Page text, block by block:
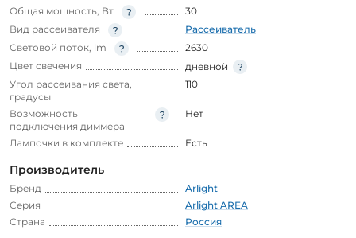
Общая мощность, Вт
30
Вид рассеивателя
Рассеиватель
Световой поток, lm
2630
Цвет свечения
дневной
Угол рассеивания света,
градусы
110
Возможность
подключения диммера
Нет
Лампочки в комплекте Есть
Производитель
Бренд
Arlight
Серия
Arlight AREA
Страна
Россия